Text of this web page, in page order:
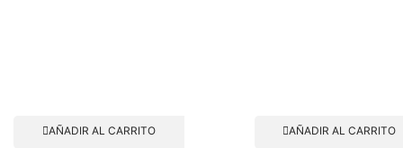
AÑADIR AL CARRITO AÑADIR AL CARRITO